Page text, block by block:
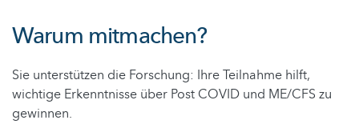
Warum mitmachen?
Sie unterstützen die Forschung: Ihre Teilnahme hilft,
wichtige Erkenntnisse über Post COVID und ME/CFS zu
gewinnen.